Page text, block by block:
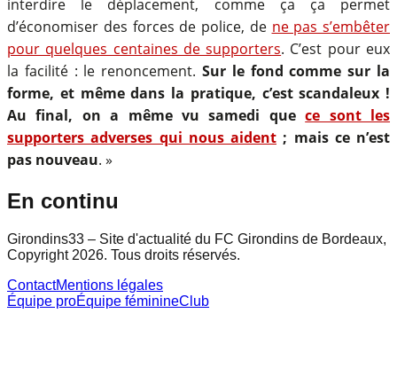
interdire le déplacement, comme ça ça permet
d’économiser des forces de police, de ne pas s’embêter
pour quelques centaines de supporters. C’est pour eux
la facilité : le renoncement. Sur le fond comme sur la
forme, et même dans la pratique, c’est scandaleux !
Au final, on a même vu samedi quece sont les
supporters adverses qui nous aident ; mais ce n’est
pas nouveau. »
En continu
Girondins33 – Site d'actualité du FC Girondins de Bordeaux,
Copyright 2026. Tous droits réservés.
ContactMentions légales
Équipe proÉquipe féminineClub